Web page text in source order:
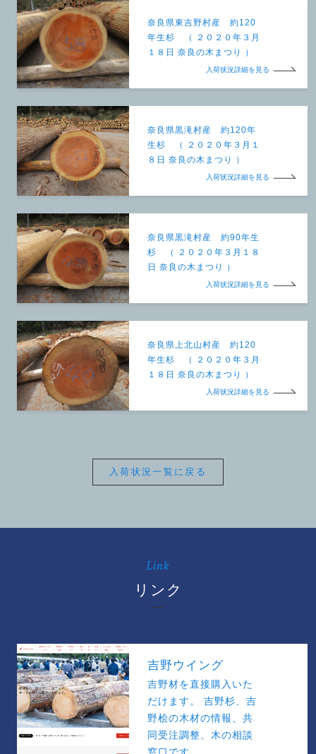
奈良県東吉野村産 約120
年生杉 （ ２０２０年３月
１８日 奈良の木まつり ）
入荷状況詳細を見る
奈良県黒滝村産 約120年
生杉 （ ２０２０年３月１
８日 奈良の木まつり ）
入荷状況詳細を見る
奈良県黒滝村産 約90年生
杉 （ ２０２０年３月１８
日 奈良の木まつり ）
入荷状況詳細を見る
奈良県上北山村産 約120
年生杉 （ ２０２０年３月
１８日 奈良の木まつり ）
入荷状況詳細を見る
入荷状況一覧に戻る
Link
リンク
吉野ウイング
吉野材を直接購入いた
だけます。 吉野杉、吉
野桧の木材の情報、共
同受注調整、木の相談